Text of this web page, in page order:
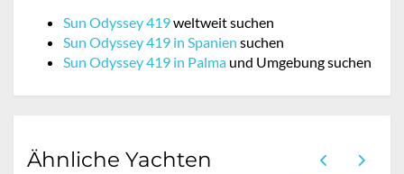
Sun Odyssey 419weltweit suchen
Sun Odyssey 419 in Spanien suchen
Sun Odyssey 419 in Palma und Umgebung suchen
Ähnliche Yachten